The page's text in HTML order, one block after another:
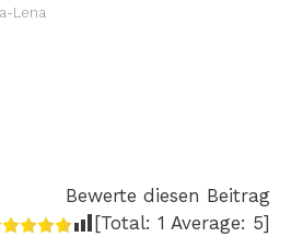
Lena
Bewerte diesen Beitrag
[Total: 1 Average: 5]